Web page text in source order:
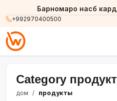
+992970400500
Барномаро насб
Category
дом продукты